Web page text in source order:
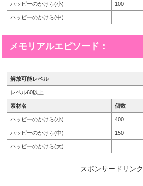
ハッピーのかけら(小) 100
ハッピーのかけら(中)
メモリアルエピソード：
解放可能レベル
レベル60以上
素材名 個数
ハッピーのかけら(小) 400
ハッピーのかけら(中) 150
ハッピーのかけら(大)
スポンサードリンク